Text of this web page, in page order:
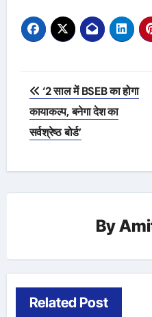
Post
navigation
‘2 साल में BSEB का होगा
कायाकल्प, बनेगा देश का
सर्वश्रेष्ठ बोर्ड’
By
Related Post